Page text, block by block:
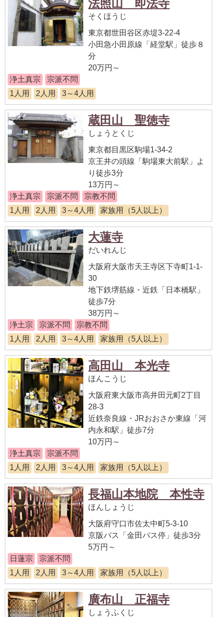
法照山 即法寺
そくほうじ
東京都世田谷区赤堤3-22-4
小田急小田原線「経堂駅」徒歩８
分
20万円～
浄土真宗
宗派不問
1人用
2人用 3～4人用
蔵田山 聖徳寺
しょうとくじ
東京都目黒区駒場1-34-2
京王井の頭線「駒場東大前駅」よ
り徒歩3分
13万円～
浄土真宗
宗派不問
宗教不問
1人用
2人用 3～4人用 家族用（5人以上）
大蓮寺
だいれんじ
大阪府大阪市天王寺区下寺町1-1-
30
地下鉄堺筋線・近鉄「日本橋駅」
徒歩7分
38万円～
浄土宗
宗派不問
宗教不問
1人用
2人用 3～4人用 家族用（5人以上）
高田山 本光寺
ほんこうじ
大阪府東大阪市高井田元町2丁目
28-3
近鉄奈良線・JRおおさか東線「河
内永和駅」徒歩7分
10万円～
浄土真宗
宗派不問
1人用
2人用 3～4人用 家族用（5人以上）
長福山本地院 本性寺
ほんしょうじ
大阪府守口市佐太中町5-3-10
京阪バス「金田バス停」徒歩3分
5万円～
日蓮宗
宗派不問
1人用
2人用 3～4人用 家族用（5人以上）
廣布山 正福寺
しょうふくじ